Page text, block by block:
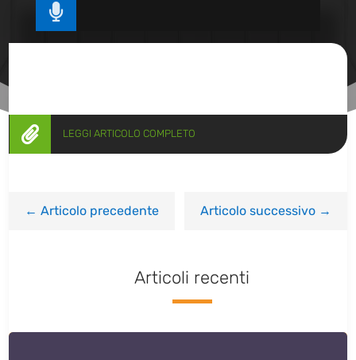

 LEGGI ARTICOLO COMPLETO
←Articolo precedente Articolo successivo→
Articoli recenti